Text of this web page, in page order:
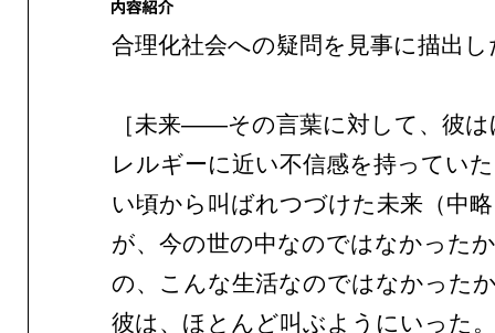
合理化社会への疑問を見事に描出し
［未来——その言葉に対して、彼
レルギーに近い不信感を持ってい
い頃から叫ばれつづけた未来（中
が、今の世の中なのではなかった
の、こんな生活なのではなかった
彼は、ほとんど叫ぶようにいった